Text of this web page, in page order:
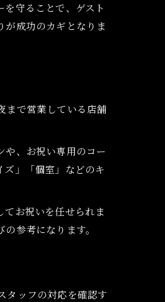
守ることで、ゲスト
が成功のカギとなりま
まで営業している店舗
や、お祝い専用のコー
」「個室」などのキ
お祝いを任せられま
参考になります。
タッフの対応を確認す